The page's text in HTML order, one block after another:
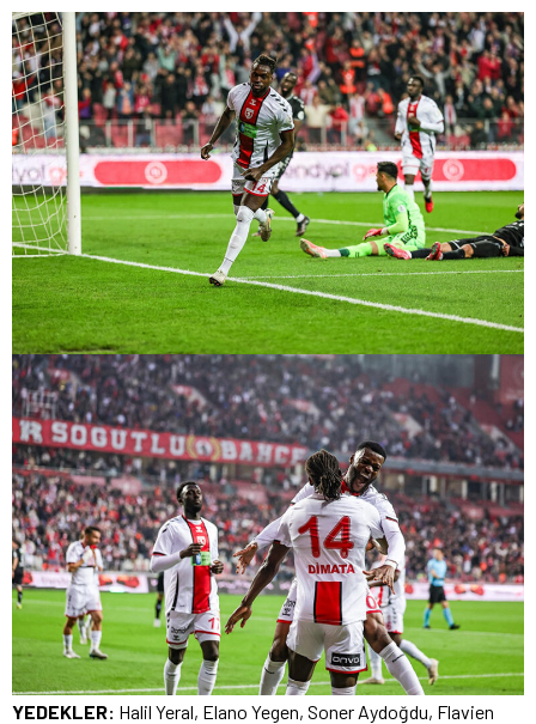
YEDEKLER: Halil Yeral, Elano Yegen, Soner Aydoğdu, Flavien